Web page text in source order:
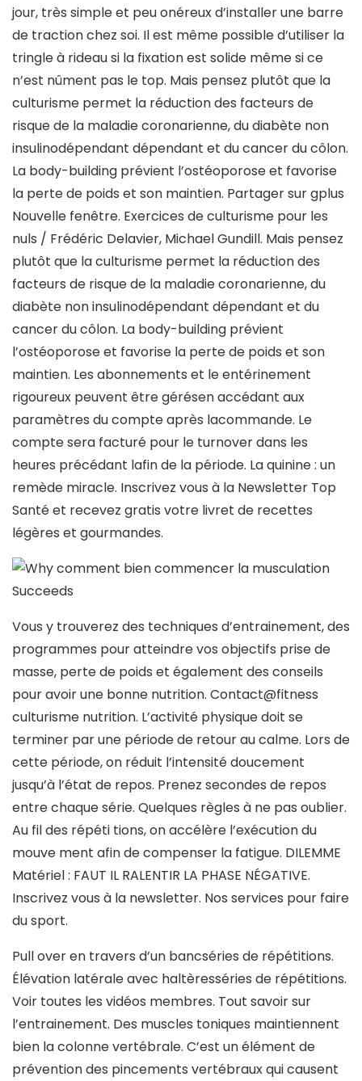
jour, très simple et peu onéreux d’installer une barre
de traction chez soi. Il est même possible d’utiliser la
tringle à rideau si la fixation est solide même si ce
n’est nûment pas le top. Mais pensez plutôt que la
culturisme permet la réduction des facteurs de
risque de la maladie coronarienne, du diabète non
insulinodépendant dépendant et du cancer du côlon.
La body-building prévient l’ostéoporose et favorise
la perte de poids et son maintien. Partager sur gplus
Nouvelle fenêtre. Exercices de culturisme pour les
nuls / Frédéric Delavier, Michael Gundill. Mais pensez
plutôt que la culturisme permet la réduction des
facteurs de risque de la maladie coronarienne, du
diabète non insulinodépendant dépendant et du
cancer du côlon. La body-building prévient
l’ostéoporose et favorise la perte de poids et son
maintien. Les abonnements et le entérinement
rigoureux peuvent être gérésen accédant aux
paramètres du compte après lacommande. Le
compte sera facturé pour le turnover dans les
heures précédant lafin de la période. La quinine : un
remède miracle. Inscrivez vous à la Newsletter Top
Santé et recevez gratis votre livret de recettes
légères et gourmandes.
Vous y trouverez des techniques d’entrainement, des
programmes pour atteindre vos objectifs prise de
masse, perte de poids et également des conseils
pour avoir une bonne nutrition. Contact@fitness
culturisme nutrition. L’activité physique doit se
terminer par une période de retour au calme. Lors de
cette période, on réduit l’intensité doucement
jusqu’à l’état de repos. Prenez secondes de repos
entre chaque série. Quelques règles à ne pas oublier.
Au fil des répéti tions, on accélère l’exécution du
mouve ment afin de compenser la fatigue. DILEMME
Matériel : FAUT IL RALENTIR LA PHASE NÉGATIVE.
Inscrivez vous à la newsletter. Nos services pour faire
du sport.
Pull over en travers d’un bancséries de répétitions.
Élévation latérale avec haltèresséries de répétitions.
Voir toutes les vidéos membres. Tout savoir sur
l’entrainement. Des muscles toniques maintiennent
bien la colonne vertébrale. C’est un élément de
prévention des pincements vertébraux qui causent